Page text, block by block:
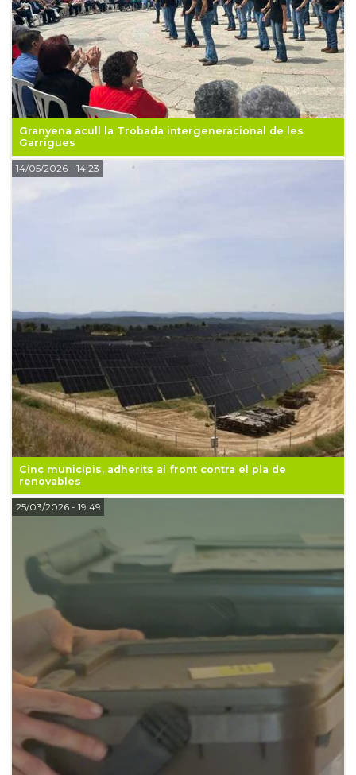
Granyena acull la Trobada intergeneracional de les
Garrigues
Cinc municipis, adherits al front contra el pla de
renovables
14/05/2026- 14:23
25/03/2026- 19:49